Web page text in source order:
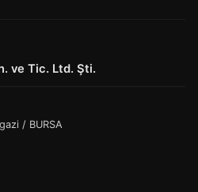
ve Tic. Ltd. Şti.
/ BURSA